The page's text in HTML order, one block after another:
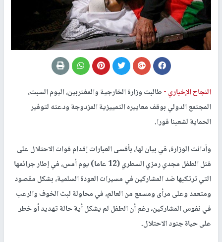
النجاح الإخباري -طالبت وزارة الخارجية والمغتربين، اليوم السبت،
المجتمع الدولي بوقف معاييره التمييزية المزدوجة ودعته لتوفير
الحماية لشعبنا فورا.
وأدانت الوزارة، في بيان لها، بأقسى العبارات إقدام قوات الاحتلال على
قتل الطفل مجدي رمزي السطري (12 عاما) يوم أمس، في إطار جرائمها
التي ترتكبها ضد المشاركين في مسيرات العودة السلمية، بشكل مقصود
ومتعمد وعلى مرأى ومسمع من العالم، في محاولة لبث الخوف والرعب
في نفوس المشاركين، رغم أن الطفل لم يشكل أية حالة تهديد أو خطر
على حياة جنود الاحتلال.